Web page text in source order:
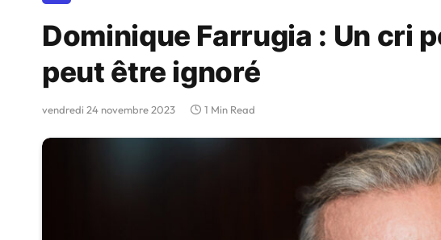
Dominique Farrugia : Un cri
peut être ignoré
vendredi 24 novembre 2023 1 Min Read